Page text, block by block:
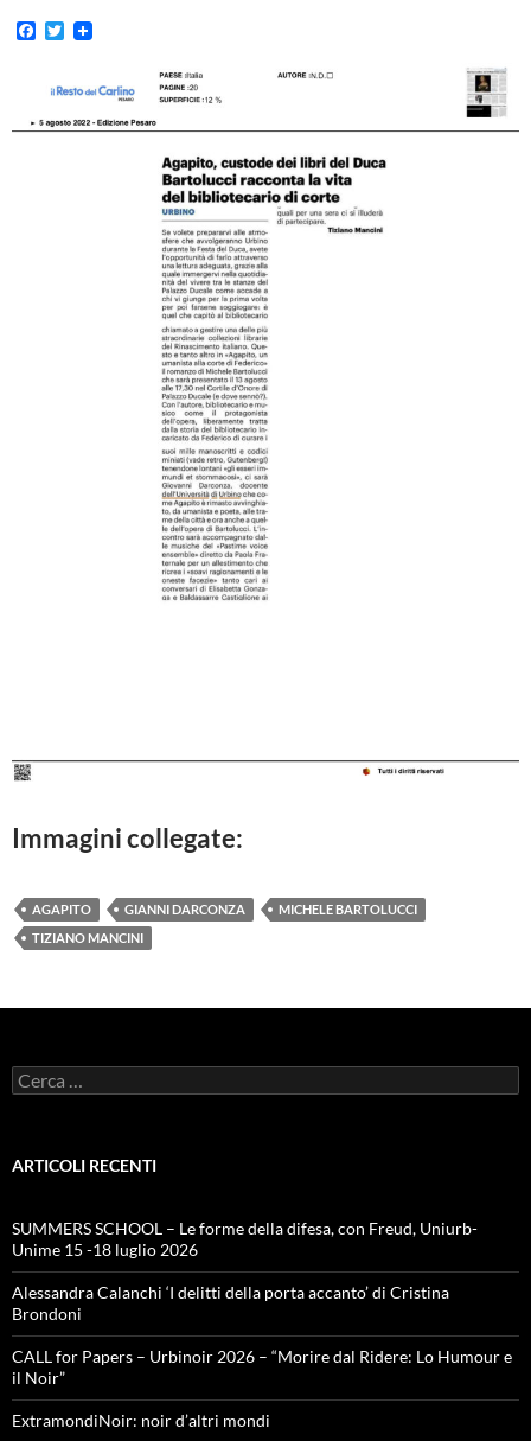
F
o
T
t
e
Immagini collegate:
AGAPITO GIANNI DARCONZA
MICHELE BARTOLUCCI
TIZIANO MANCINI
Ricerca
per:
ARTICOLI RECENTI
SUMMERS SCHOOL – Le forme della difesa, con Freud, Uniurb-
Unime 15 -18 luglio 2026
Alessandra Calanchi ‘I delitti della porta accanto’ di Cristina
Brondoni
CALL for Papers – Urbinoir 2026 – “Morire dal Ridere: Lo Humour e
il Noir”
ExtramondiNoir: noir d’altri mondi